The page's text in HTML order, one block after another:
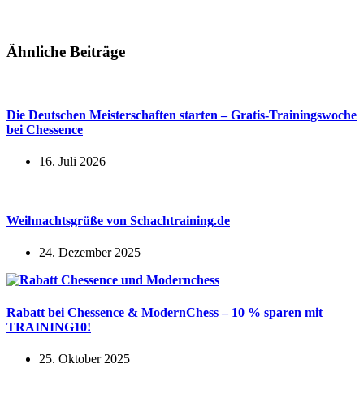
Ähnliche Beiträge
Die Deutschen Meisterschaften starten – Gratis-Trainingswoche
bei Chessence
16. Juli 2026
Weihnachtsgrüße von Schachtraining.de
24. Dezember 2025
Rabatt bei Chessence & ModernChess – 10 % sparen mit
TRAINING10!
25. Oktober 2025